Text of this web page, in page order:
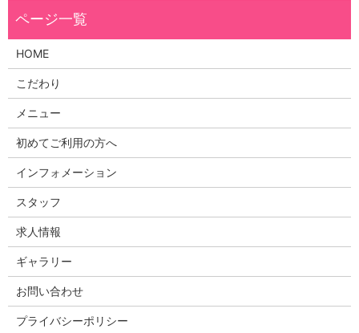
HOME
こだわり
メニュー
初めてご利用の方へ
インフォメーション
スタッフ
求人情報
ギャラリー
お問い合わせ
プライバシーポリシー